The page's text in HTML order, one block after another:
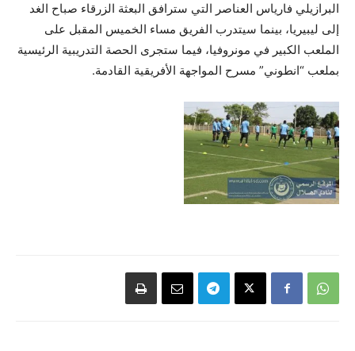
البرازيلي فارياس العناصر التي سترافق البعثة الزرقاء صباح الغد
إلى ليبيريا، بينما سيتدرب الفريق مساء الخميس المقبل على
الملعب الكبير في مونروفيا، فيما ستجرى الحصة التدريبية الرئيسية
بملعب “انطوني” مسرح المواجهة الأفريقية القادمة.